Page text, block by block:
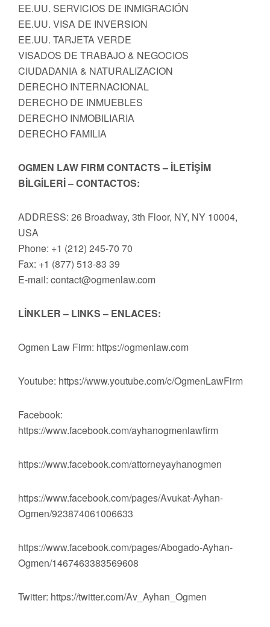
EE.UU. SERVICIOS DE INMIGRACIÓN
EE.UU. VISA DE INVERSION
EE.UU. TARJETA VERDE
VISADOS DE TRABAJO & NEGOCIOS
CIUDADANIA & NATURALIZACION
DERECHO INTERNACIONAL
DERECHO DE INMUEBLES
DERECHO INMOBILIARIA
DERECHO FAMILIA
OGMEN LAW FIRM CONTACTS – İLETİŞİM
BİLGİLERİ – CONTACTOS:
ADDRESS: 26 Broadway, 3th Floor, NY, NY 10004,
USA
Phone: +1 (212) 245-70 70
Fax: +1 (877) 513-83 39
E-mail: contact@ogmenlaw.com
LİNKLER – LINKS – ENLACES:
Ogmen Law Firm: https://ogmenlaw.com
Youtube: https://www.youtube.com/c/OgmenLawFirm
Facebook:
https://www.facebook.com/ayhanogmenlawfirm
https://www.facebook.com/attorneyayhanogmen
https://www.facebook.com/pages/Avukat-Ayhan-
Ogmen/923874061006633
https://www.facebook.com/pages/Abogado-Ayhan-
Ogmen/1467463383569608
Twitter: https://twitter.com/Av_Ayhan_Ogmen